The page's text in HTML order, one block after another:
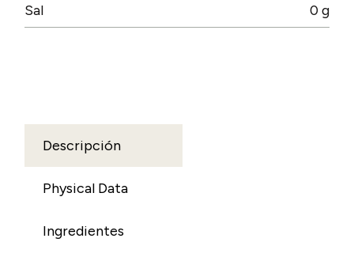
Sal
0 g
Descripción
Physical Data
Ingredientes